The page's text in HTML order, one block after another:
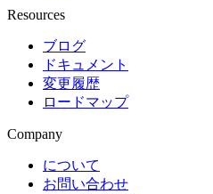
Resources
ブログ
ドキュメント
変更履歴
ロードマップ
Company
について
お問い合わせ